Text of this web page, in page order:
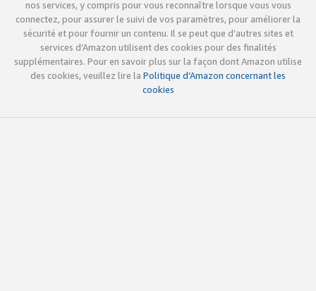
nos services, y compris pour vous reconnaître lorsque vous vous
connectez, pour assurer le suivi de vos paramètres, pour améliorer la
sécurité et pour fournir un contenu. Il se peut que d’autres sites et
services d’Amazon utilisent des cookies pour des finalités
supplémentaires. Pour en savoir plus sur la façon dont Amazon utilise
des cookies, veuillez lire la Politique d’Amazon concernant les
cookies